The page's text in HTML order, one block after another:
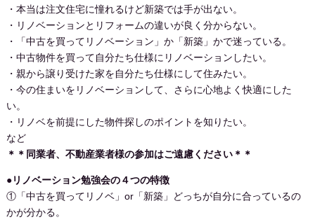
・本当は注文住宅に憧れるけど新築では手が出ない。
・リノベーションとリフォームの違いが良く分からない。
・「中古を買ってリノベーション」か「新築」かで迷っている。
・中古物件を買って自分たち仕様にリノベーションしたい。
・親から譲り受けた家を自分たち仕様にして住みたい。
・今の住まいをリノベーションして、さらに心地よく快適にした
い。
・リノベを前提にした物件探しのポイントを知りたい。
など
＊＊同業者、不動産業者様の参加はご遠慮ください＊＊
●リノベーション勉強会の４つの特徴
①「中古を買ってリノベ」or「新築」どっちが自分に合っているの
かが分かる。